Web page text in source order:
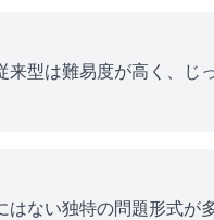
型は難易度が高く、じ
ない独特の問題形式が